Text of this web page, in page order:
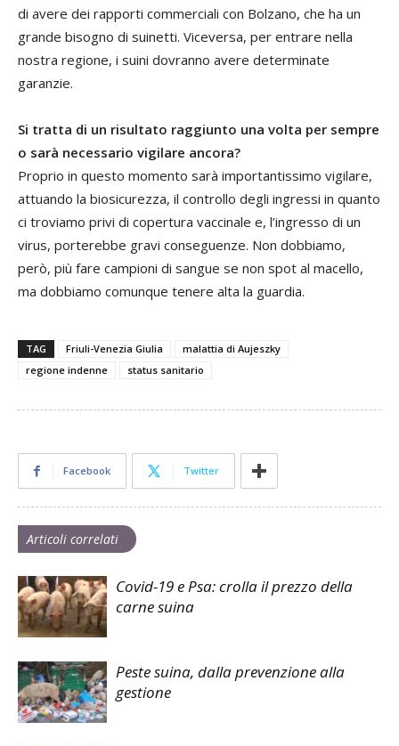
di avere dei rapporti commerciali con Bolzano, che ha un
grande bisogno di suinetti. Viceversa, per entrare nella
nostra regione, i suini dovranno avere determinate
garanzie.
Si tratta di un risultato raggiunto una volta per sempre
o sarà necessario vigilare ancora?
Proprio in questo momento sarà importantissimo vigilare,
attuando la biosicurezza, il controllo degli ingressi in quanto
ci troviamo privi di copertura vaccinale e, l’ingresso di un
virus, porterebbe gravi conseguenze. Non dobbiamo,
però, più fare campioni di sangue se non spot al macello,
ma dobbiamo comunque tenere alta la guardia.
TAG Friuli-Venezia Giulia
malattia di Aujeszky
regione indenne
status sanitario
Facebook Twitter
Articoli correlati
Covid-19 e Psa: crolla il prezzo della
carne suina
Peste suina, dalla prevenzione alla
gestione